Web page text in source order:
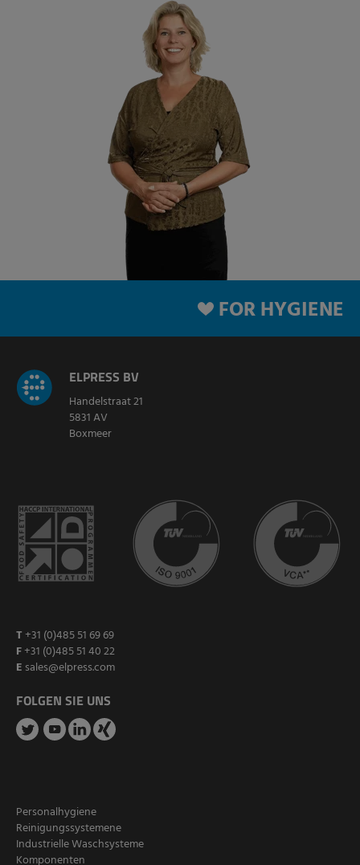
FOR HYGIENE
ELPRESS BV
Handelstraat 21
5831 AV
Boxmeer
T +31 (0)485 51 69 69
F+31 (0)485 51 40 22
E sales@elpress.com
FOLGEN SIE UNS
Personalhygiene
Reinigungssystemene
Industrielle Waschsysteme
Komponenten